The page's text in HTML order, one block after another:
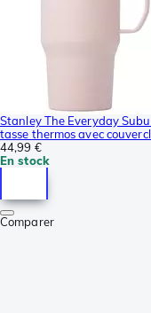
Stanley The Everyday
tasse thermos avec
44,99 €
En stock
Comparer